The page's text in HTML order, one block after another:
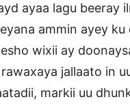
ayaa lagu beeray
ammin ayey
wixii ay
jallaato in
markii uu